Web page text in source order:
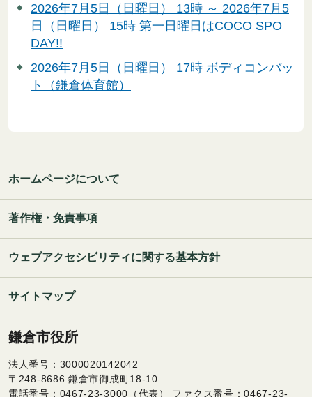
2026年7月5日（日曜日） 13時 ～ 2026年7月5
日（日曜日） 15時 第一日曜日はCOCO SPO
DAY!!
2026年7月5日（日曜日） 17時 ボディコンバッ
ト（鎌倉体育館）
ホームページについて
著作権・免責事項
ウェブアクセシビリティに関する基本方針
サイトマップ
鎌倉市役所
法人番号：3000020142042
〒248-8686 鎌倉市御成町18-10
電話番号：0467-23-3000（代表） ファクス番号：0467-23-